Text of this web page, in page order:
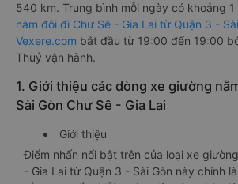
540 km. Trung bình mỗi ngày có khoảng 1
nằm đôi đi Chư Sê - Gia Lai từ Quận 3 -
Vexere.com bắt đầu từ 19:00 đến 19:00
Thuỷ vận hành.
1. Giới thiệu các dòng xe giường
Sài Gòn Chư Sê - Gia Lai
Giới thiệu
Điểm nhấn nổi bật trên của loại xe
- Gia Lai từ Quận 3 - Sài Gòn này chính